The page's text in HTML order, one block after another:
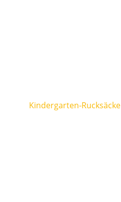
Kindergarten-Rucksäcke